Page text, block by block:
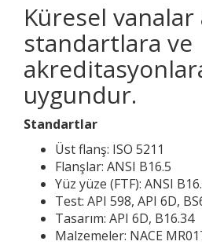
Küresel vanalar
standartlara ve
uygundur.
Standartlar
Üst flanş: ISO 5211
Flanşlar: ANSI B16.5
Yüz yüze (FTF): ANSI
Test: API 598, API 6D,
Tasarım: API 6D, B16.34
Malzemeler: NACE